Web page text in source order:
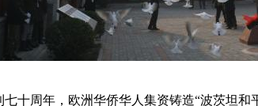
十周年，欧洲华侨华人集资铸造“波茨坦